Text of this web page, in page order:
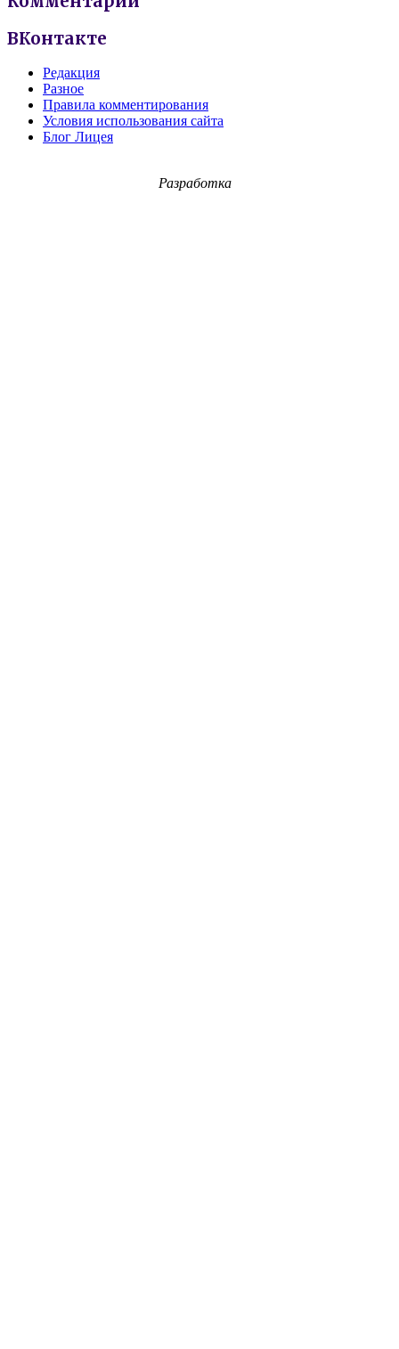
ВКонтакте
Редакция
Разное
Правила комментирования
Условия использования сайта
Блог Лицея
Разработка